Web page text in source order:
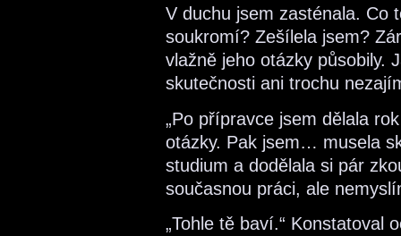
V duchu jsem zasténala. Co
soukromí? Zešílela jsem?
vlažně jeho otázky působily.
skutečnosti ani trochu
„Po přípravce jsem dělala
otázky. Pak jsem… musela
studium a dodělala si pár
současnou práci, ale
„Tohle tě baví.“ Konstatoval